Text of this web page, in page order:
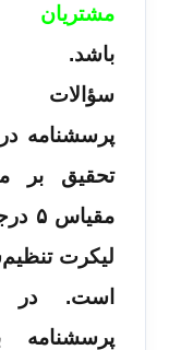
مشتریان
باشد.
سؤالات
پرسشنامه
تحقیق بر
لیکرت
است. در
پرسشنامه